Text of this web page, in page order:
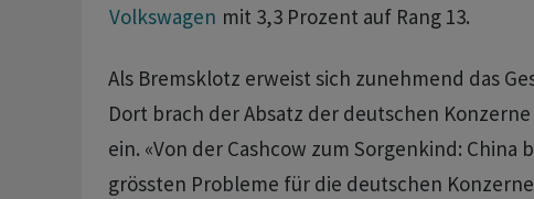
Volkswagen mit 3,3 Prozent auf Rang ⁠13.
Als Bremsklotz erweist sich zunehmend das
Dort brach der ⁠Absatz der deutschen
ein. «Von der Cashcow zum Sorgenkind: ‌China
grössten Probleme für die deutschen